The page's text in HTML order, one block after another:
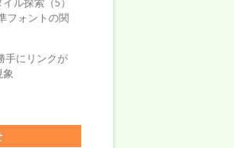
フォントの関
手にリンクが
象